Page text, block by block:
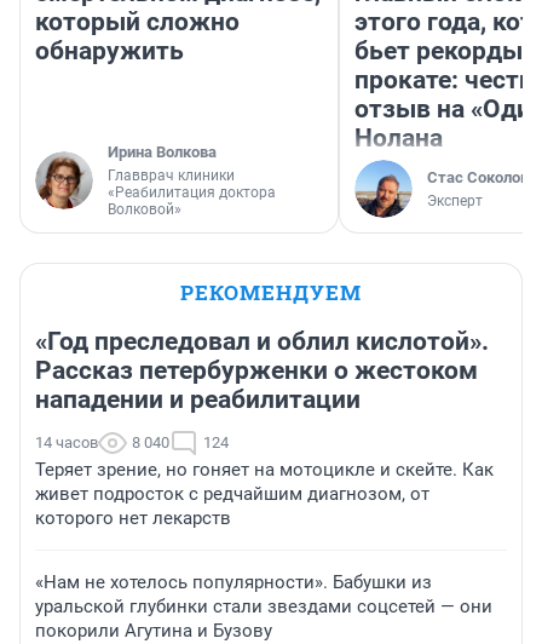
который сложно
обнаружить
Ирина Волкова
Главврач клиники
«Реабилитация доктора
Волковой»
этого года,
бьет рекорды в
прокате:
отзыв на
Нолана
Стас Соколов
Эксперт
РЕКОМЕНДУЕМ
«Год преследовал и облил кислотой».
Рассказ петербурженки о жестоком
нападении и реабилитации
14 часов 8 040 124
Теряет зрение, но гоняет на мотоцикле и скейте. Как
живет подросток с редчайшим диагнозом, от
которого нет лекарств
«Нам не хотелось популярности». Бабушки из
уральской глубинки стали звездами соцсетей — они
покорили Агутина и Бузову